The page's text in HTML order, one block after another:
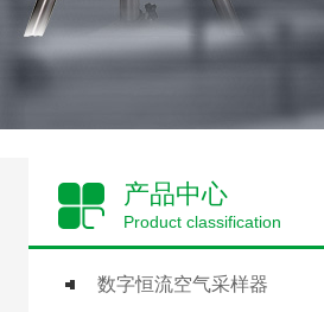
产品中心
Product classification
数字恒流空气采样器